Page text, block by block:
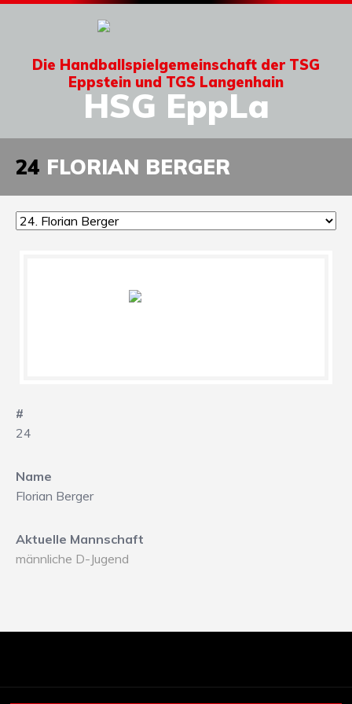
Die Handballspielgemeinschaft der TSG
Eppstein und TGS Langenhain
HSG EppLa
24 FLORIAN BERGER
#
24
Name
Florian Berger
Aktuelle Mannschaft
männliche D-Jugend